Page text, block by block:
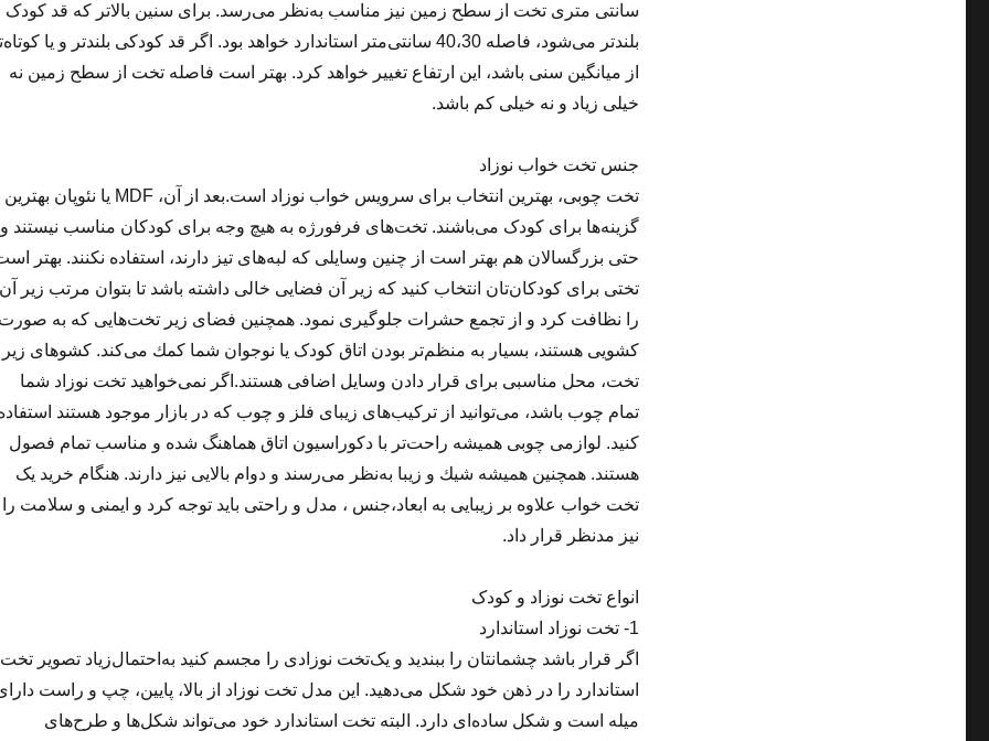
سانتی متری تخت از سطح زمین نیز مناسب به‌نظر می‌رسد. برای سنین بالا‌تر كه قد کودک
بلند‌تر می‌شود، فاصله 40،30 سانتی‌متر استاندارد خواهد بود. اگر قد کودکی بلند‌تر و یا
از میانگین سنی‌ باشد، این ارتفاع تغییر خواهد کرد. بهتر است فاصله تخت از سطح زمین نه
خیلی زیاد و نه خیلی كم باشد.
جنس تخت‌ خواب نوزاد
تخت چوبی، بهترین انتخاب برای سرویس خواب نوزاد است.بعد از آن، MDF یا نئوپان بهترین
گزینه‌ها برای کودک می‌باشند. تخت‌های فرفورژه به هیچ وجه برای کودکان مناسب نیستند و
حتی بزرگسالان هم بهتر است از چنین وسایلی كه لبه‌های تیز دارند، استفاده نكنند. بهتر
تختی برای کودکان‌تان انتخاب كنید كه زیر آن فضایی خالی داشته باشد تا بتوان مرتب زیر آن
را نظافت کرد و از تجمع حشرات جلوگیری نمود. همچنین فضای زیر تخت‌هایی كه به
كشویی هستند، بسیار به منظم‌تر بودن اتاق کودک یا نوجوان شما كمك می‌كند. كشوهای زیر
تخت، محل مناسبی برای قرار دادن وسایل اضافی هستند.اگر نمی‌خواهید تخت نوزاد شما
تمام چوب باشد، می‌توانید از تركیب‌های زیبای فلز و چوب که در بازار موجود هستند
کنید. لوازمی چوبی همیشه راحت‌تر با دكوراسیون اتاق هماهنگ شده و مناسب تمام فصول
هستند. همچنین همیشه شیك و زیبا به‌نظر می‌رسند و دوام بالایی نیز دارند. هنگام خرید یک
تخت خواب علاوه بر زیبایی به ابعاد،جنس ، مدل و راحتی باید توجه کرد و ایمنی و سلامت را
نیز مدنظر قرار داد.
انواع تخت نوزاد و کودک
1- تخت نوزاد استاندارد
اگر قرار باشد چشمانتان را ببندید و یک‌تخت نوزادی را مجسم کنید به‌احتمال‌زیاد تصویر تخت
استاندارد را در ذهن خود شکل می‌دهید. این مدل تخت نوزاد از بالا، پایین، چپ و راست
میله است و شکل ساده‌ای دارد. البته تخت استاندارد خود می‌تواند شکل‌ها و طرح‌های